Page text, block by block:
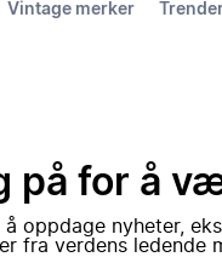
Vintage merker
på for å
oppdage nyheter,
fra verdens ledende